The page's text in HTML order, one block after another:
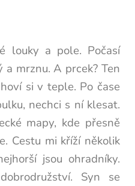
louky a pole. Počasí
a mrznu. A prcek? Ten
si v teple. Po čase
nechci s ní klesat.
mapy, kde přesně
Cestu mi kříží několik
jsou ohradníky.
Syn se